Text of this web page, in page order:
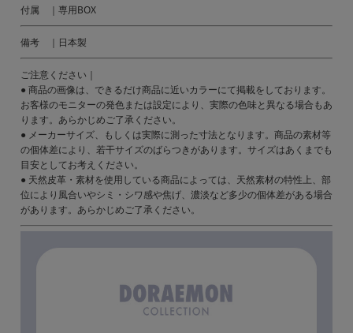
付属 ｜専用BOX
備考 ｜日本製
ご注意ください｜
● 商品の画像は、できるだけ商品に近いカラーにて掲載をしております。
お客様のモニターの発色または設定により、実際の色味と異なる場合もあ
ります。あらかじめご了承ください。
● メーカーサイズ、もしくは実際に測った寸法となります。商品の素材等
の個体差により、若干サイズのばらつきがあります。サイズはあくまでも
目安としてお考えください。
● 天然皮革・素材を使用している商品によっては、天然素材の特性上、部
位により風合いやシミ・シワ感や焦げ、濃淡など多少の個体差がある場合
があります。あらかじめご了承ください。